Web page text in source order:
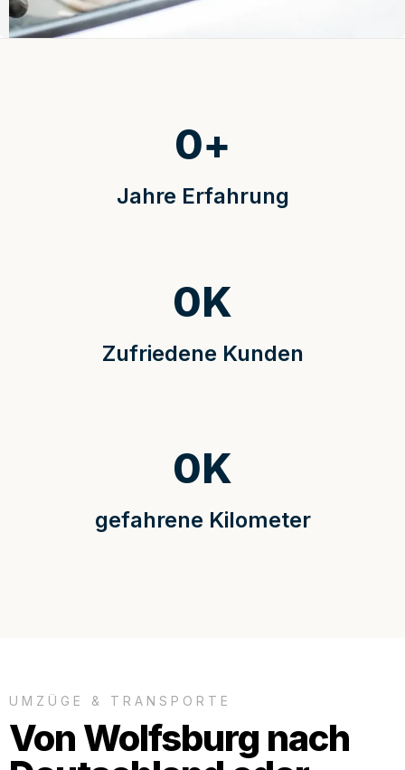
Jahre Erfahrung
0+
Zufriedene Kunden
0K
gefahrene Kilometer
0K
UMZÜGE & TRANSPORTE
Von Wolfsburg nach